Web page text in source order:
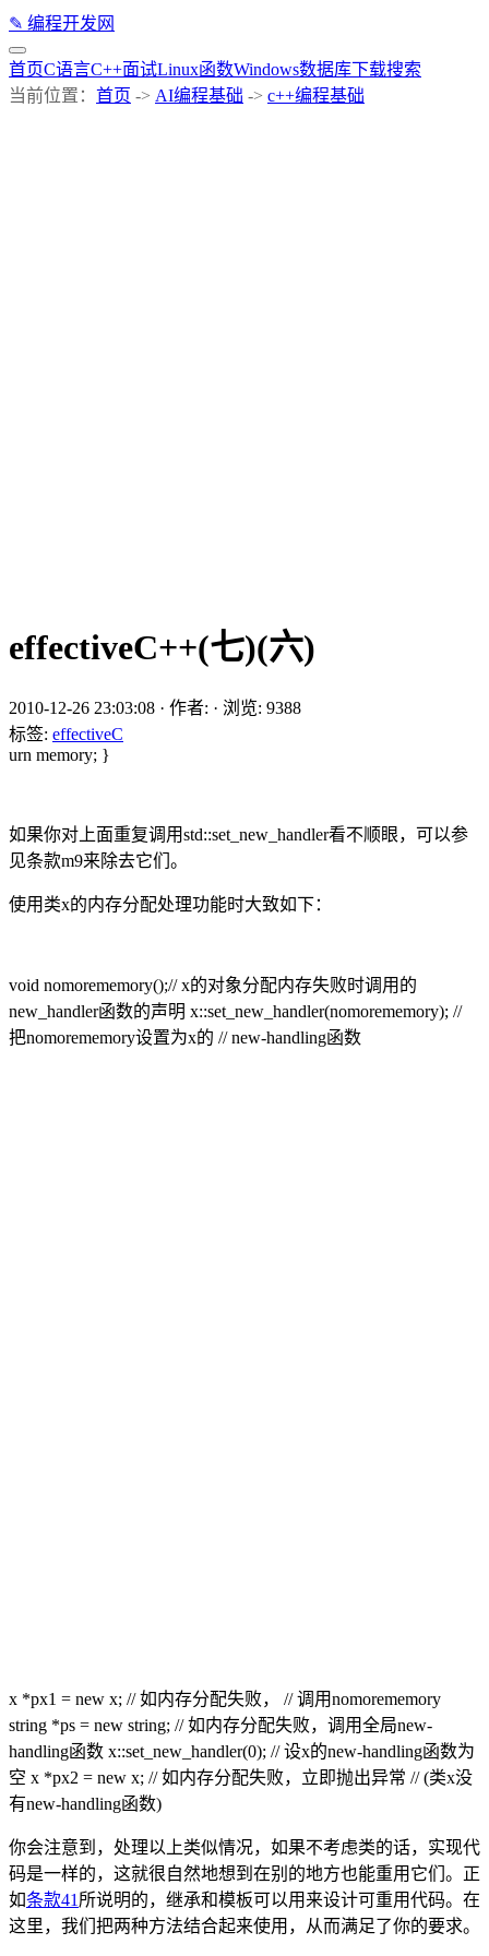
✎ 编程开发网
首页C语言C++面试Linux函数Windows数据库下载搜索
当前位置： 首页 -> AI编程基础 -> c++编程基础
effectiveC++(七)(六)
2010-12-26 23:03:08 · 作者: · 浏览: 9388
标签: effectiveC
urn memory; }
如果你对上面重复调用std::set_new_handler看不顺眼，可以参
见条款m9来除去它们。
使用类x的内存分配处理功能时大致如下：
void nomorememory();// x的对象分配内存失败时调用的
new_handler函数的声明 x::set_new_handler(nomorememory); //
把nomorememory设置为x的 // new-handling函数
x *px1 = new x; // 如内存分配失败， // 调用nomorememory
string *ps = new string; // 如内存分配失败，调用全局new-
handling函数 x::set_new_handler(0); // 设x的new-handling函数为
空 x *px2 = new x; // 如内存分配失败，立即抛出异常 // (类x没
有new-handling函数)
你会注意到，处理以上类似情况，如果不考虑类的话，实现代
码是一样的，这就很自然地想到在别的地方也能重用它们。正
如条款41 所说明的，继承和模板可以用来设计可重用代码。在
这里，我们把两种方法结合起来使用，从而满足了你的要求。